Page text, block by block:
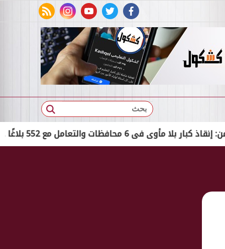
facebook
twitter
youtube
instagram
rss feed
بحث
والتعامل مع 552 بلاغًا خلال شهر